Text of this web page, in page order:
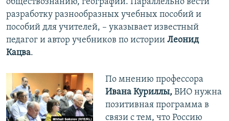
обществознанию, географии. Параллельно вести
разработку разнообразных учебных пособий и
пособий для учителей, – указывает известный
педагог и автор учебников по истории Леонид
Кацва.
По мнению профессора
Ивана Куриллы, ВИО нужна
позитивная программа в
связи с тем, что Россию